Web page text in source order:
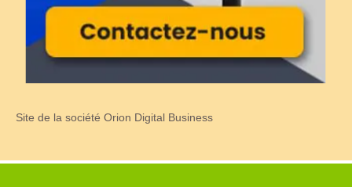
Site de la société Orion Digital Business